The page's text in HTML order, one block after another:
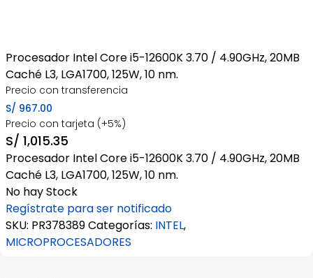
Procesador Intel Core i5-12600K 3.70 / 4.90GHz, 20MB
Caché L3, LGA1700, 125W, 10 nm.
Precio con transferencia
S/ 967.00
Precio con tarjeta (+5%)
S/ 1,015.35
Procesador Intel Core i5-12600K 3.70 / 4.90GHz, 20MB
Caché L3, LGA1700, 125W, 10 nm.
No hay Stock
Regístrate para ser notificado
SKU: PR378389Categorías: INTEL,
MICROPROCESADORES